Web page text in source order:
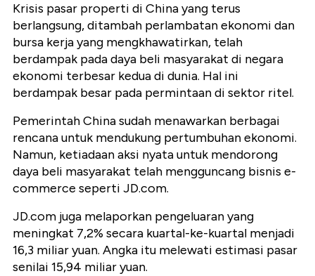
Krisis pasar properti di China yang terus
berlangsung, ditambah perlambatan ekonomi dan
bursa kerja yang mengkhawatirkan, telah
berdampak pada daya beli masyarakat di negara
ekonomi terbesar kedua di dunia. Hal ini
berdampak besar pada permintaan di sektor ritel.
Pemerintah China sudah menawarkan berbagai
rencana untuk mendukung pertumbuhan ekonomi.
Namun, ketiadaan aksi nyata untuk mendorong
daya beli masyarakat telah mengguncang bisnis e-
commerce seperti JD.com.
JD.com juga melaporkan pengeluaran yang
meningkat 7,2% secara kuartal-ke-kuartal menjadi
16,3 miliar yuan. Angka itu melewati estimasi pasar
senilai 15,94 miliar yuan.